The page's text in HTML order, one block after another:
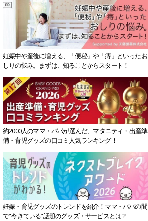
妊娠中や産後に増える、「便秘」や「痔」といったお
しりの悩み。まずは、知ることからスタート！
約2000人のママ・パパが選んだ、マタニティ・出産準
備・育児グッズの口コミ人気ランキング！
妊娠・育児グッズのトレンドを紹介！ママ・パパの間
で“今きている”話題のグッズ・サービスとは？